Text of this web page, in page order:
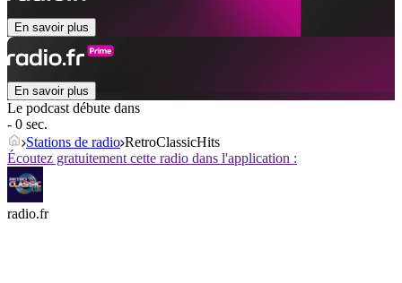
En savoir plus
En savoir plus
Le podcast débute dans
- 0 sec.
Stations de radio RetroClassicHits
Écoutez gratuitement cette radio dans l'application :
radio.fr